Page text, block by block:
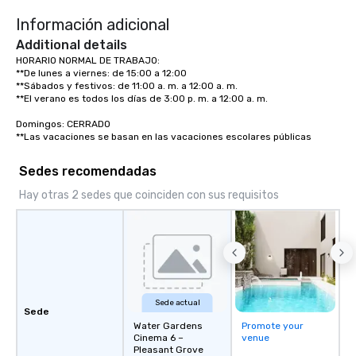
dining experience melded into one,
that are sure to add new vitality to
meeting events, from conferences to
team building. All-Inclusive Group
Dining When meeting planners book a
corporate group event through Lip
Smacking Foodie Tours, the entire
group is assured a top-notch dining
signature dishes at each restaurant.
Our affordable tours are priced per
person with tax and gratuities
are drinks. However, a beverage
package upgrade is available, which
provides guests a signature cocktail
Our exclusive experiences provide the
ultimate networking opportunities. At
a typical sit-down dinner, you’re lucky
Información adicional
Additional details
HORARIO NORMAL DE TRABAJO:
**De lunes a viernes: de 15:00 a 12:00
**Sábados y festivos: de 11:00 a. m. a 12:00 a. m.
**El verano es todos los días de 3:00 p. m. a 12:00 a. m.
Domingos: CERRADO
**Las vacaciones se basan en las vacaciones escolares públicas
Sedes recomendadas
Hay otras 2 sedes que coinciden con sus requisitos
Sede
Sede actual
Water Gardens
Cinema 6 –
Pleasant Grove
Promote your
venue